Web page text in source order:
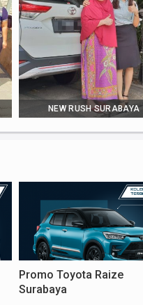
NEW RUSH SURABAYA
Promo Toyota Raize
Surabaya